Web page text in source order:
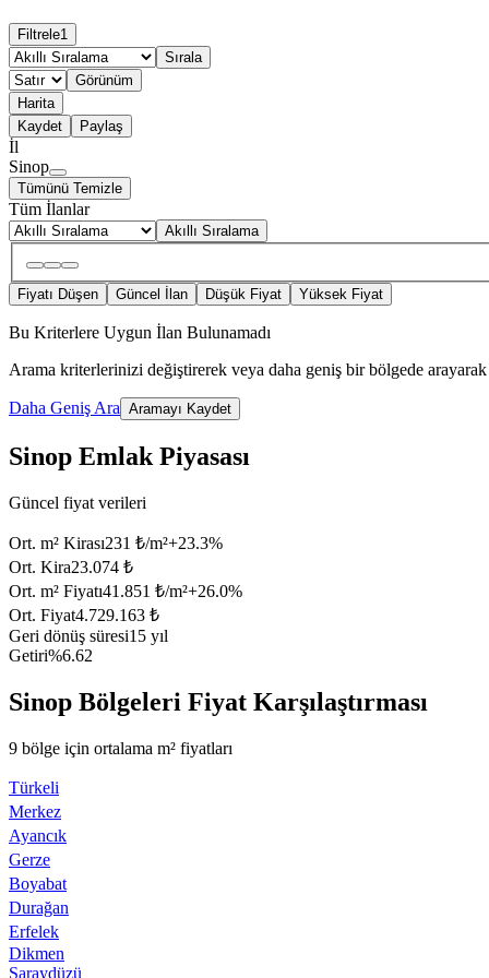
Filtrele1
Sırala
Görünüm
Harita
Kaydet
Paylaş
İl
Sinop
Tümünü Temizle
Tüm İlanlar
Akıllı Sıralama
Fiyatı Düşen Güncel İlan Düşük Fiyat Yüksek Fiyat
Bu Kriterlere Uygun İlan Bulunamadı
Arama kriterlerinizi değiştirerek veya daha geniş bir bölgede
Daha Geniş Ara Aramayı Kaydet
Sinop Emlak Piyasası
Güncel fiyat verileri
Ort. m² Kirası231 ₺/m²+23.3%
Ort. Kira23.074 ₺
Ort. m² Fiyatı41.851 ₺/m²+26.0%
Ort. Fiyat4.729.163 ₺
Geri dönüş süresi15 yıl
Getiri%6.62
Sinop Bölgeleri Fiyat Karşılaştırması
9 bölge için ortalama m² fiyatları
Türkeli
Merkez
Ayancık
Gerze
Boyabat
Durağan
Erfelek
Dikmen
Saraydüzü